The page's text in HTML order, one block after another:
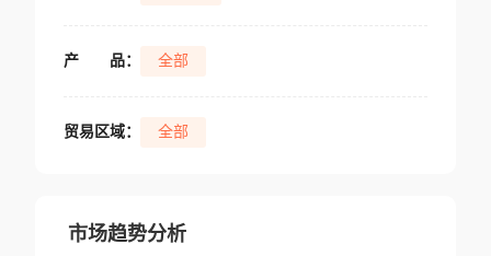
产 品： 全部
贸易区域： 全部
市场趋势分析